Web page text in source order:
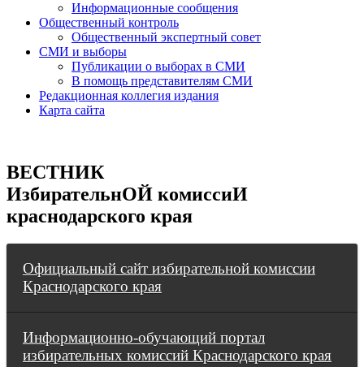
Информационные сообщения
Общественный контроль
Общественный экспертный совет
СМИ и выборы
Публикации о выборах в СМИ
В помощь представителям СМИ
Редакционная коллегия издания
Карта сайта
ВЕСТНИК
ИзбирательнОЙ комиссиИ
краснодарского края
Официальный сайт избирательной комиссии
Краснодарского края
Информационно-обучающий портал
избирательных комиссий Краснодарского края